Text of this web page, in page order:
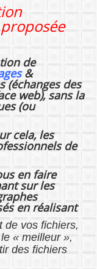
de
&
(échanges des
web), sans la
(ou
cela, les
de
en faire
sur les
en réalisant
de vos fichiers,
« meilleur »,
des fichiers